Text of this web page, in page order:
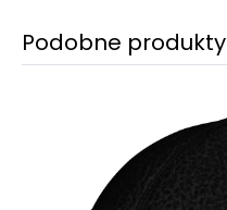
Podobne produkty